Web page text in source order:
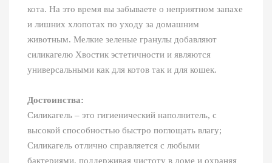
кота. На это время вы забываете о неприятном запахе
и лишних хлопотах по уходу за домашним
животным. Мелкие зеленые гранулы добавляют
силикагелю Хвостик эстетичности и являются
универсальными как для котов так и для кошек.
Достоинства:
Силикагель – это гигиенический наполнитель, с
высокой способностью быстро поглощать влагу;
Силикагель отлично справляется с любыми
бактериями, поддерживая чистоту в доме и охраняя